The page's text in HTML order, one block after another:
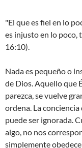
"El que es fiel en lo
es injusto en lo poco,
16:10).
Nada es pequeño o
de Dios. Aquello que
parezca, se vuelve
ordena. La
puede ser ignorada.
algo, no nos
simplemente